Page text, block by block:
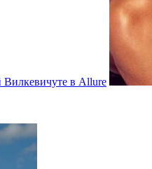
в Allure